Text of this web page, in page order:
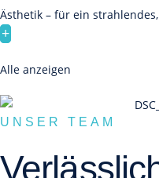
Ästhetik – für ein
Alle anzeigen
UNSER TEAM